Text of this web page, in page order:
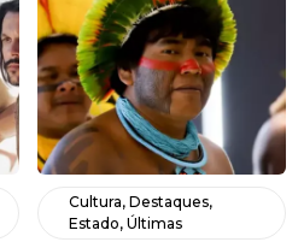
Cultura, Destaques,
Estado, Últimas